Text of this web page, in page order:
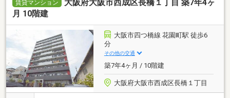
賃貸マンション
大阪府大阪市西成区長橋１丁目 築7年4ヶ
月 10階建
大阪市四つ橋線 花園町駅 徒歩6
分
その他の交通
築7年4ヶ月 / 10階建
大阪府大阪市西成区長橋１丁目